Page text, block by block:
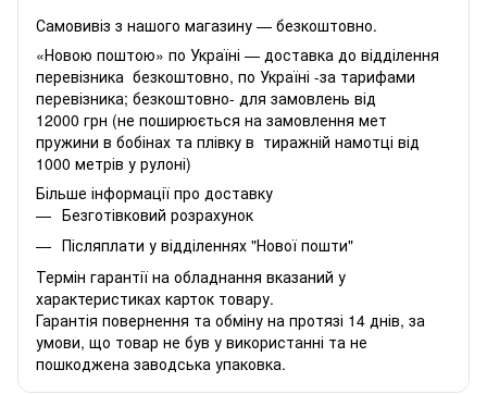
Самовивіз з нашого магазину — безкоштовно.
«Новою поштою» по Україні — доставка до відділення
перевізника безкоштовно, по Україні -за тарифами
перевізника; безкоштовно- для замовлень від
12000 грн (не поширюється на замовлення мет
пружини в бобінах та плівку в тиражній намотці від
1000 метрів у рулоні)
Більше інформації про доставку
Безготівковий розрахунок
Післяплати у відділеннях "Нової пошти"
Термін гарантії на обладнання вказаний у
характеристиках карток товару.
Гарантія повернення та обміну на протязі 14 днів, за
умови, що товар не був у використанні та не
пошкоджена заводська упаковка.